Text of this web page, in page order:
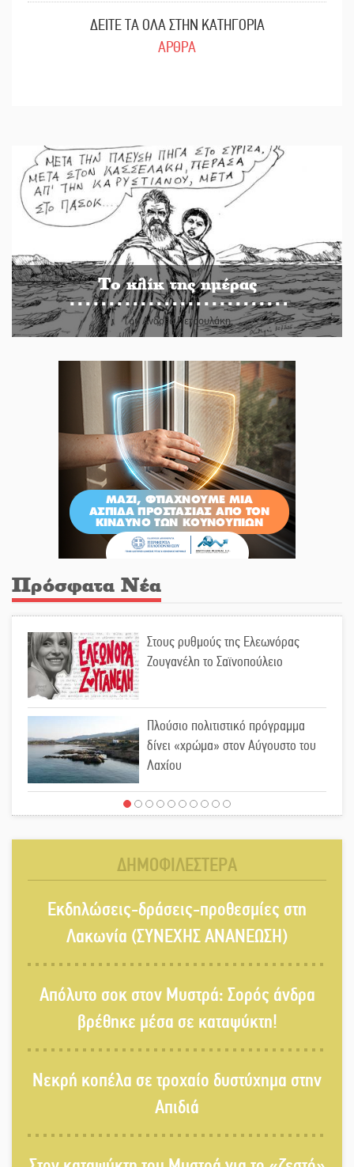
ΔΕΙΤΕ ΤΑ ΟΛΑ ΣΤΗΝ ΚΑΤΗΓΟΡΙΑ
ΑΡΘΡΑ
Το κλίκ της ημέρας
Του Ανδρέα Πετρουλάκη
Πρόσφατα Νέα
Στους ρυθμούς της Ελεωνόρας
Ζουγανέλη το Σαϊνοπούλειο
Πλούσιο πολιτιστικό πρόγραμμα
δίνει «χρώμα» στον Αύγουστο του
Λαχίου
Χασισοφυτεία στην Παλαιοπαναγιά
αυγουστιάτικη πανσέληνο της
Μονεμβασιάς
Κλαδά: Νεκρός ο 48χρονος οδηγός
ΔΗΜΟΦΙΛΕΣΤΕΡΑ
Εκδηλώσεις-δράσεις-προθεσμίες στη
Λακωνία (ΣΥΝΕΧΗΣ ΑΝΑΝΕΩΣΗ)
Απόλυτο σοκ στον Μυστρά: Σορός άνδρα
βρέθηκε μέσα σε καταψύκτη!
Νεκρή κοπέλα σε τροχαίο δυστύχημα στην
Απιδιά